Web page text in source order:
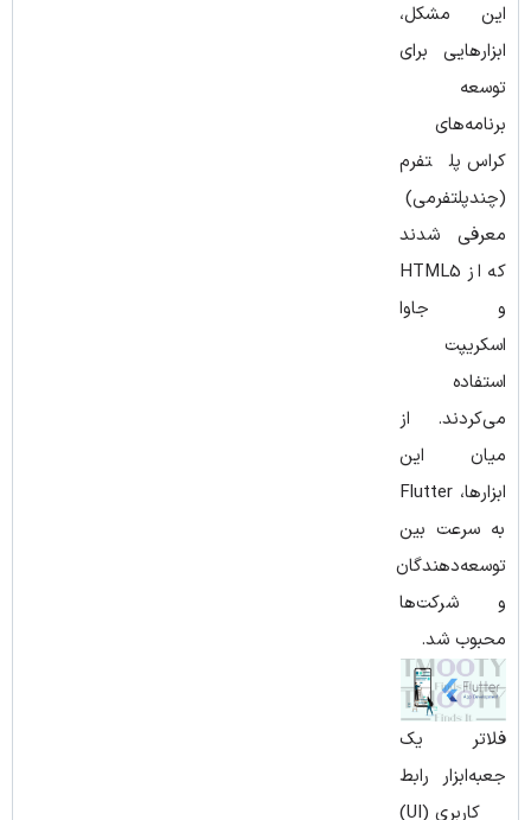
این مشکل،
ابزارهایی برای
توسعه
برنامه‌های
کراس پلتفرم
(چندپلتفرمی)
معرفی شدند
که از HTML5
و جاوا
اسکریپت
استفاده
می‌کردند. از
میان این
ابزارها، Flutter
به ‌سرعت بین
توسعه‌دهندگان
و شرکت‌ها
محبوب شد.
فلاتر یک
جعبه‌ابزار رابط
کاربری (UI)